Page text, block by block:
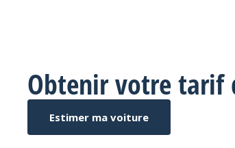
Obtenir votre tarif
Estimer ma voiture